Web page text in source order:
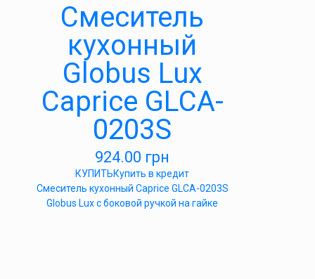
Смеситель
кухонный
Globus Lux
Caprice GLCA-
0203S
924.00 грн
КУПИТЬКупить в кредит
Смеситель кухонный Caprice GLCA-0203S
Globus Lux с боковой ручкой на гайке